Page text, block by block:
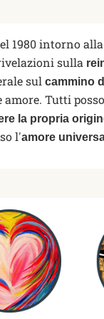
1980 intorno
sulla
sul cammino
Tutti
la propria
l'amore